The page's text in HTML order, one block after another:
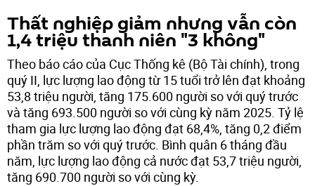
Thất nghiệp giảm nhưng vẫn còn
1,4 triệu thanh niên "3 không"
Theo báo cáo của Cục Thống kê (Bộ Tài chính), trong
quý II, lực lượng lao động từ 15 tuổi trở lên đạt khoảng
53,8 triệu người, tăng 175.600 người so với quý trước
và tăng 693.500 người so với cùng kỳ năm 2025. Tỷ lệ
tham gia lực lượng lao động đạt 68,4%, tăng 0,2 điểm
phần trăm so với quý trước. Bình quân 6 tháng đầu
năm, lực lượng lao động cả nước đạt 53,7 triệu người,
tăng 690.700 người so với cùng kỳ.